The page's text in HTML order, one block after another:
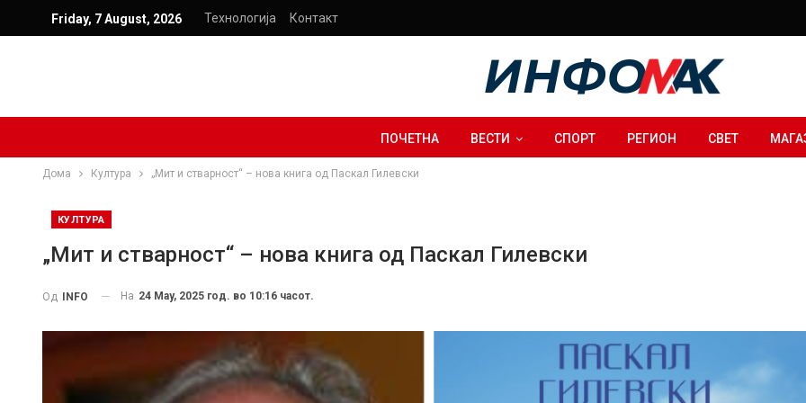
Friday, 7 August, 2026 Технологија Контакт
ПОЧЕТНА ВЕСТИ СПОРТ РЕГИОН СВЕТ
Дома Култура „Мит и стварност“ – нова книга од Паскал Гилевски
КУЛТУРА
„Мит и стварност“ – нова книга од Паскал Гилевски
Од INFO На 24 May, 2025 год. во 10:16 часот.